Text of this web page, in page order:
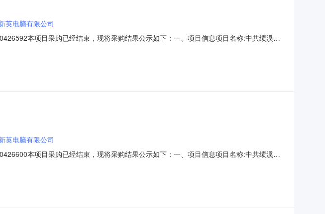
英电脑有限公司
本项目采购已经结束，现将采购结果公示如下：一、项目信息项目名称:中共绩溪县
交日期:2024年3月28日总成交金额（元）:3294（人民币）
英电脑有限公司
本项目采购已经结束，现将采购结果公示如下：一、项目信息项目名称:中共绩溪县
交日期:2024年3月28日总成交金额（元）:18600（人民币